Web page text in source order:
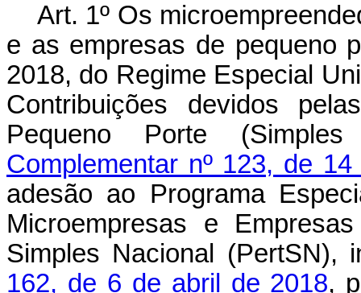
Art. 1º Os
e as empresas de pequeno
2018, do Regime Especial
Contribuições devidos
Pequeno Porte
Complementar nº 123, de
adesão ao Programa
Microempresas e
Simples Nacional (PertSN),
162, de 6 de abril de 2018,